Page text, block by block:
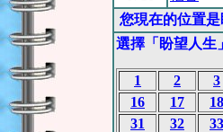
您現在的位置
選擇「盼望人生
1 2 3
16
17 18
31
32 33